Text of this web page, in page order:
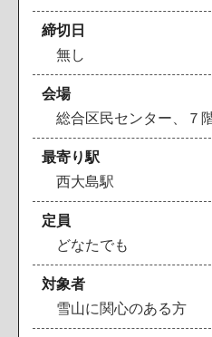
締切日
無し
会場
総合区民センター ７
最寄り駅
西大島駅
定員
どなたでも
対象者
雪山に関心のある方